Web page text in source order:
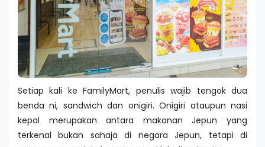
Setiap kali ke FamilyMart, penulis wajib tengok dua
benda ni, sandwich dan onigiri. Onigiri ataupun nasi
kepal merupakan antara makanan Jepun yang
terkenal bukan sahaja di negara Jepun, tetapi di